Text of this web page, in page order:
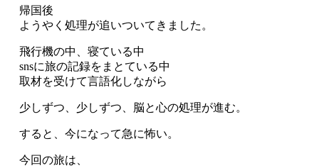
帰国後
ようやく処理が追いついてきました。
飛行機の中、寝ている中
snsに旅の記録をまとている中
取材を受けて言語化しながら
少しずつ、少しずつ、脳と心の処理が進む。
すると、今になって急に怖い。
今回の旅は、